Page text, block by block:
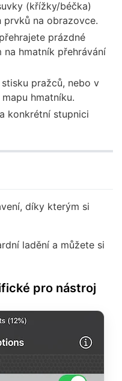
(křížky/béčka)
na obrazovce.
prázdné
hmatník přehrávání
pražců, nebo v
hmatníku.
konkrétní stupnici
díky kterým si
ladění a můžete si
pro nástroj